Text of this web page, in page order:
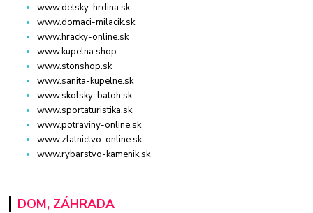
www.detsky-hrdina.sk
www.domaci-milacik.sk
www.hracky-online.sk
www.kupelna.shop
www.stonshop.sk
www.sanita-kupelne.sk
www.skolsky-batoh.sk
www.sportaturistika.sk
www.potraviny-online.sk
www.zlatnictvo-online.sk
www.rybarstvo-kamenik.sk
DOM, ZÁHRADA